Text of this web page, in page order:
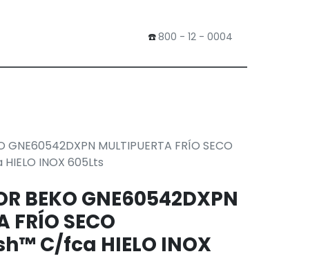
​☎️800 - 12 - 0004
GNE60542DXPN MULTIPUERTA FRÍO SECO
INOX 605Lts
BEKO GNE60542DXPN
FRÍO SECO
C/fca HIELO INOX